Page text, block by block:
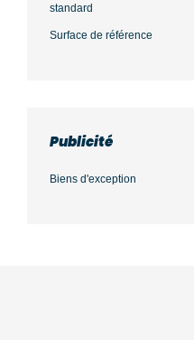
standard
Surface de référence
Publicité
Biens d'exception